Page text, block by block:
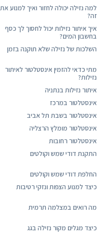
למה נזילה יכולה לחזור ואיך למנוע את
זה?
איך איתור נזילות יכול לחסוך לך כסף
בחשבון המים?
השלכות של נזילה שלא תוקנה בזמן
מתי כדאי להזמין אינסטלטור לאיתור
נזילות?
איתור נזילות בנתניה
אינסטלטור במרכז
אינסטלטור בשבת תל אביב
אינסטלטור מומלץ הרצליה
אינסטלטור רחובות
התקנת דודי שמש וקולטים
החלפת דודי שמש וקולטים
כיצד למנוע הצפות ונזקי רטיבות
מה רואים במצלמה תרמית
כיצד מגלים מקור נזילה בגג